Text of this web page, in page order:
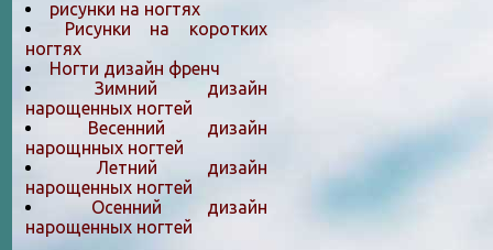
рисунки на ногтях
Рисунки на коротких
ногтях
Ногти дизайн френч
Зимний дизайн
нарощенных ногтей
Весенний дизайн
нарощнных ногтей
Летний дизайн
нарощенных ногтей
Осенний дизайн
нарощенных ногтей